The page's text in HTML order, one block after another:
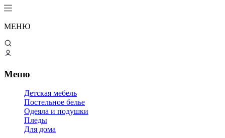
МЕНЮ
Меню
Детская мебель
Постельное белье
Одеяла и подушки
Пледы
Для дома